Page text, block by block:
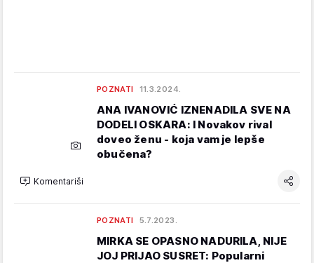
POZNATI 11.3.2024.
ANA IVANOVIĆ IZNENADILA SVE NA
DODELI OSKARA: I Novakov rival
doveo ženu - koja vam je lepše
obučena?
Komentariši
POZNATI 5.7.2023.
MIRKA SE OPASNO NADURILA, NIJE
JOJ PRIJAO SUSRET: Popularni